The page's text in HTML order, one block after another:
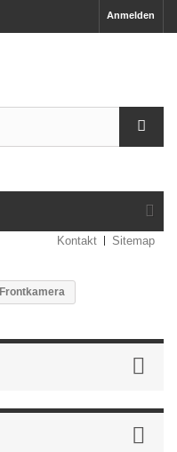
Anmelden
Kontakt Sitemap
Frontkamera